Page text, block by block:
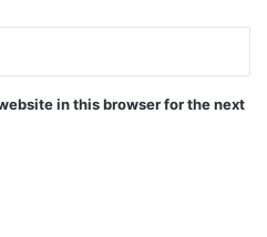
in this browser for the next